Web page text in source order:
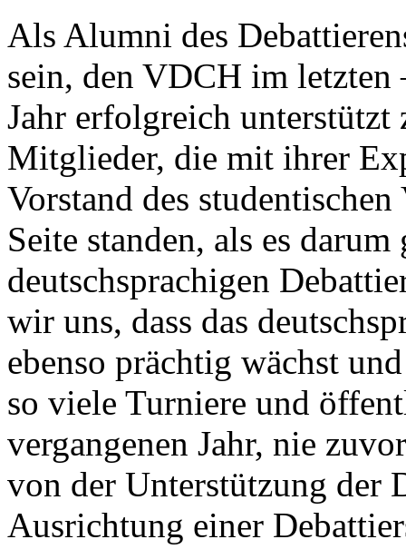
Als Alumni des
sein, den VDCH im
Jahr erfolgreich
Mitglieder, die mit ihrer
Vorstand des
Seite standen, als es
deutschsprachigen
wir uns, dass das
ebenso prächtig wächst
so viele Turniere und
vergangenen Jahr, nie
von der Unterstützung der
Ausrichtung einer